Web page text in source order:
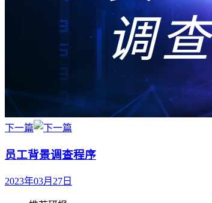
下一篇
员工背景调查程序
2023年03月27日